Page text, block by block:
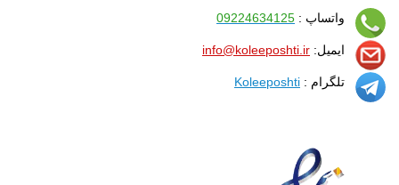
واتساپ : 09224634125
ایمیل: info@koleeposhti.ir
تلگرام : Koleeposhti